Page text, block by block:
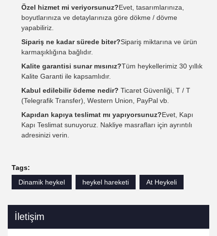
Özel hizmet mi veriyorsunuz?Evet, tasarımlarınıza,
boyutlarınıza ve detaylarınıza göre dökme / dövme
yapabiliriz.
Sipariş ne kadar sürede biter?Sipariş miktarına ve ürün
karmaşıklığına bağlıdır.
Kalite garantisi sunar mısınız?Tüm heykellerimiz 30 yıllık
Kalite Garanti ile kapsamlıdır.
Kabul edilebilir ödeme nedir? Ticaret Güvenliği, T / T
(Telegrafik Transfer), Western Union, PayPal vb.
Kapıdan kapıya teslimat mı yapıyorsunuz?Evet, Kapı
Kapı Teslimat sunuyoruz. Nakliye masrafları için ayrıntılı
adresinizi verin.
Tags:
Dinamik heykel
heykel hareketi At Heykeli
İletişim